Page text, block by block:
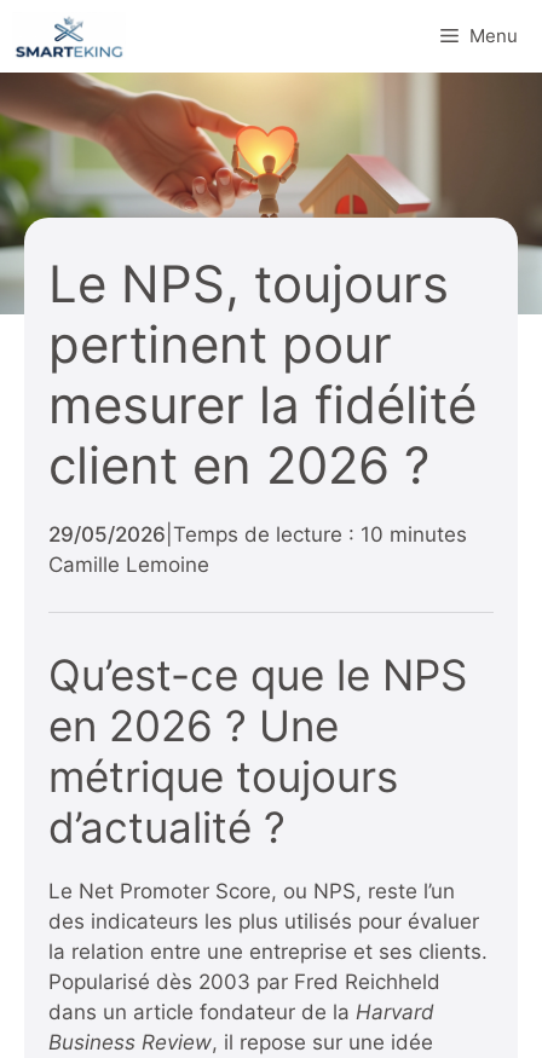
au
contenu
Menu
Le NPS, toujours
pertinent pour
mesurer la fidélité
client en 2026 ?
29/05/2026 Temps de lecture : 10 minutes
Camille Lemoine
Qu’est-ce que le NPS
en 2026 ? Une
métrique toujours
d’actualité ?
Le Net Promoter Score, ou NPS, reste l’un
des indicateurs les plus utilisés pour évaluer
la relation entre une entreprise et ses clients.
Popularisé dès 2003 par Fred Reichheld
dans un article fondateur de la Harvard
Business Review, il repose sur une idée